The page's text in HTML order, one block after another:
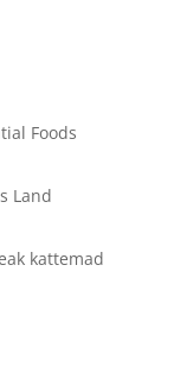
Foods
Land
kattemad